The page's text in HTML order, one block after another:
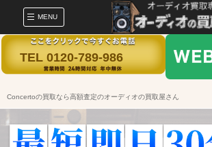
MENU
TEL 0120-789-986
Concertoの買取なら高額査定のオーディオの買取屋さん